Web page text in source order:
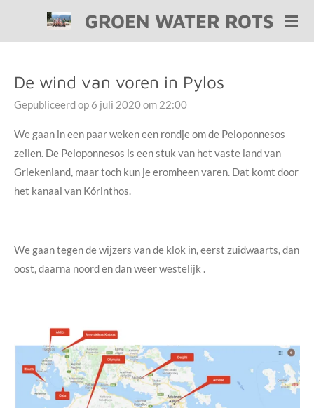
hoofdinhoud
GROEN WATER ROTS
De wind van voren in Pylos
Gepubliceerd op 6 juli 2020 om 22:00
We gaan in een paar weken een rondje om de Peloponnesos
zeilen. De Peloponnesos is een stuk van het vaste land van
Griekenland, maar toch kun je eromheen varen. Dat komt door
het kanaal van Kórinthos.
We gaan tegen de wijzers van de klok in, eerst zuidwaarts, dan
oost, daarna noord en dan weer westelijk .